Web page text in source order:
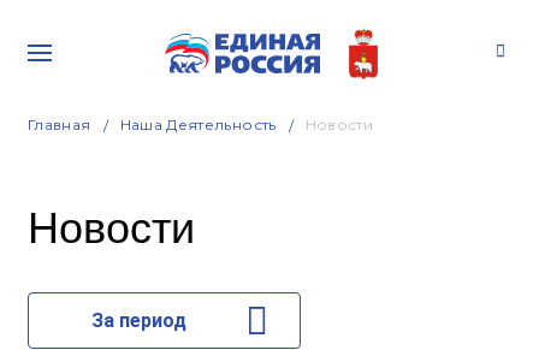
Главная Наша Деятельность Новости
Новости
За период